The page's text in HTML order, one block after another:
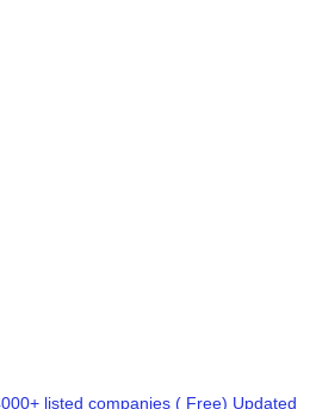
listed companies ( Free) Updated